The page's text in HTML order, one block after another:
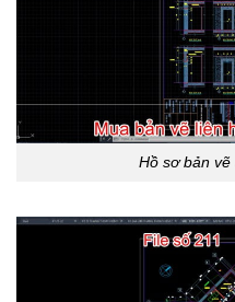
Hồ sơ bản vẽ